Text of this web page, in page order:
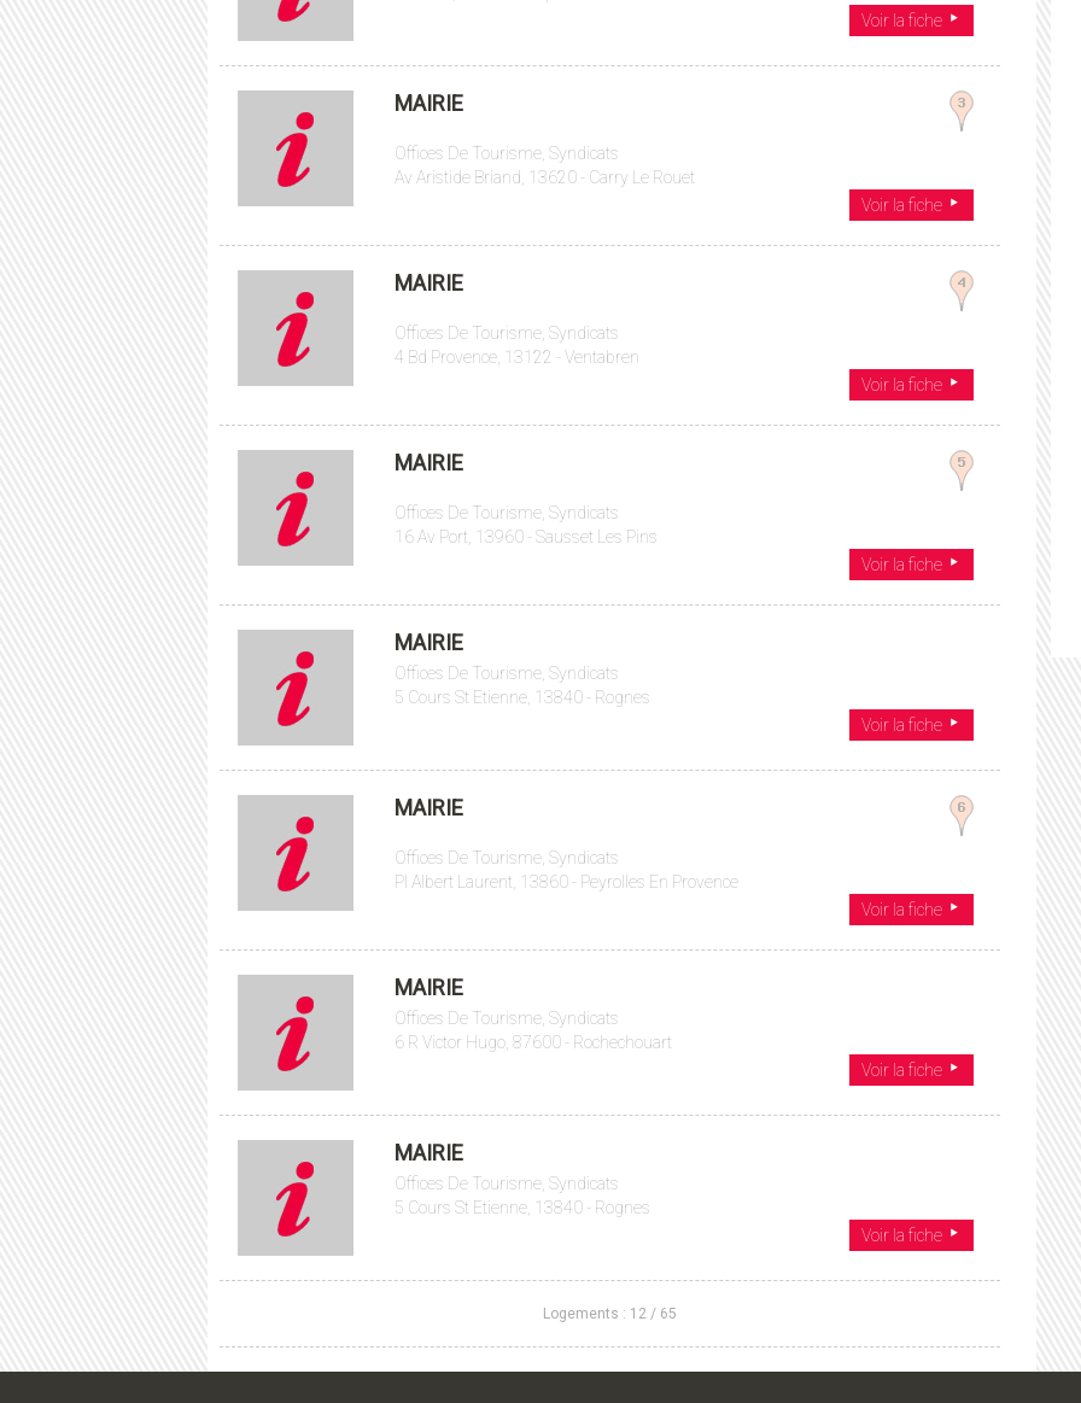
Voir la fiche
MAIRIE
Offices De Tourisme, Syndicats
Av Aristide Briand, 13620 - Carry Le Rouet
Voir la fiche
MAIRIE
Offices De Tourisme, Syndicats
4 Bd Provence, 13122 - Ventabren
Voir la fiche
MAIRIE
Offices De Tourisme, Syndicats
16 Av Port, 13960 - Sausset Les Pins
Voir la fiche
MAIRIE
Offices De Tourisme, Syndicats
5 Cours St Etienne, 13840 - Rognes
Voir la fiche
MAIRIE
Offices De Tourisme, Syndicats
Pl Albert Laurent, 13860 - Peyrolles En Provence
Voir la fiche
MAIRIE
Offices De Tourisme, Syndicats
6 R Victor Hugo, 87600 - Rochechouart
Voir la fiche
MAIRIE
Offices De Tourisme, Syndicats
5 Cours St Etienne, 13840 - Rognes
Voir la fiche
Logements : 12 / 65